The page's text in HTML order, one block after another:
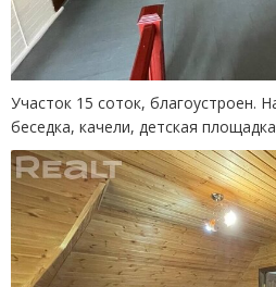
Участок 15 соток, благоустроен.
беседка, качели, детская